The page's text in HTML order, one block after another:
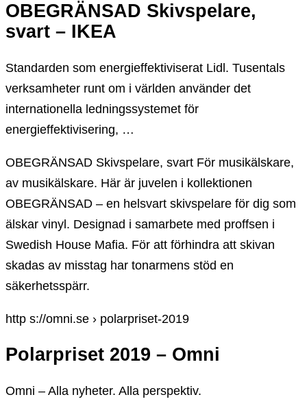
OBEGRÄNSAD Skivspelare,
svart – IKEA
Standarden som energieffektiviserat Lidl. Tusentals
verksamheter runt om i världen använder det
internationella ledningssystemet för
energieffektivisering, …
OBEGRÄNSAD Skivspelare, svart För musikälskare,
av musikälskare. Här är juvelen i kollektionen
OBEGRÄNSAD – en helsvart skivspelare för dig som
älskar vinyl. Designad i samarbete med proffsen i
Swedish House Mafia. För att förhindra att skivan
skadas av misstag har tonarmens stöd en
säkerhetsspärr.
http s://omni.se › polarpriset-2019
Polarpriset 2019 – Omni
Omni – Alla nyheter. Alla perspektiv.